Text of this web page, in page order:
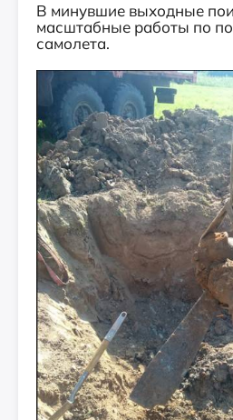
В минувшие выходные
масштабные работы по
самолета.